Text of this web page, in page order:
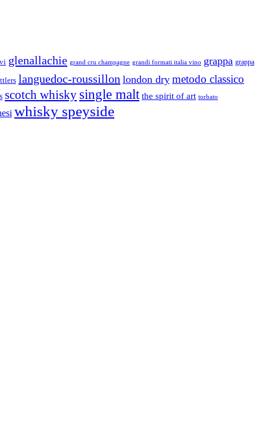
glenallachie grand cru champagne grandi formati italia vino grappa grappa
languedoc-roussillon london dry metodo classico
scotch whisky single malt the spirit of art torbato
whisky speyside